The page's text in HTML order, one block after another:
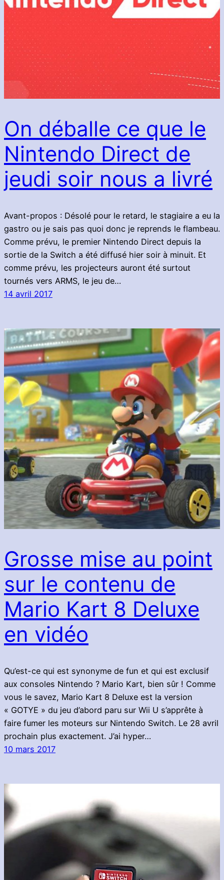
On déballe ce que le
Nintendo Direct de
jeudi soir nous a livré
Avant-propos : Désolé pour le retard, le stagiaire a eu la
gastro ou je sais pas quoi donc je reprends le flambeau.
Comme prévu, le premier Nintendo Direct depuis la
sortie de la Switch a été diffusé hier soir à minuit. Et
comme prévu, les projecteurs auront été surtout
tournés vers ARMS, le jeu de…
14 avril 2017
Grosse mise au point
sur le contenu de
Mario Kart 8 Deluxe
en vidéo
Qu’est-ce qui est synonyme de fun et qui est exclusif
aux consoles Nintendo ? Mario Kart, bien sûr ! Comme
vous le savez, Mario Kart 8 Deluxe est la version
« GOTYE » du jeu d’abord paru sur Wii U s’apprête à
faire fumer les moteurs sur Nintendo Switch. Le 28 avril
prochain plus exactement. J’ai hyper…
10 mars 2017